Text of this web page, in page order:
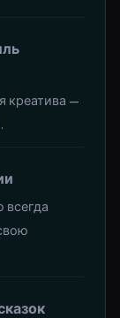
креатива —